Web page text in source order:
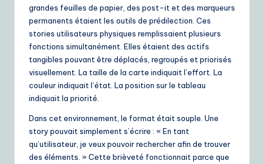
grandes feuilles de papier, des post-it et des marqueurs
permanents étaient les outils de prédilection. Ces
stories utilisateurs physiques remplissaient plusieurs
fonctions simultanément. Elles étaient des actifs
tangibles pouvant être déplacés, regroupés et priorisés
visuellement. La taille de la carte indiquait l’effort. La
couleur indiquait l’état. La position sur le tableau
indiquait la priorité.
Dans cet environnement, le format était souple. Une
story pouvait simplement s’écrire : « En tant
qu’utilisateur, je veux pouvoir rechercher afin de trouver
des éléments. » Cette brièveté fonctionnait parce que